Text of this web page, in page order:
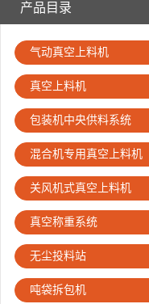
产品目录
气动真空上料机
真空上料机
包装机中央供料系统
混合机专用真空上料机
关风机式真空上料机
真空称重系统
无尘投料站
吨袋拆包机